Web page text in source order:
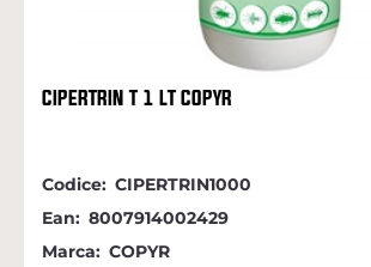
CIPERTRIN T 1 LT COPYR
Codice: CIPERTRIN1000
Ean: 8007914002429
Marca: COPYR